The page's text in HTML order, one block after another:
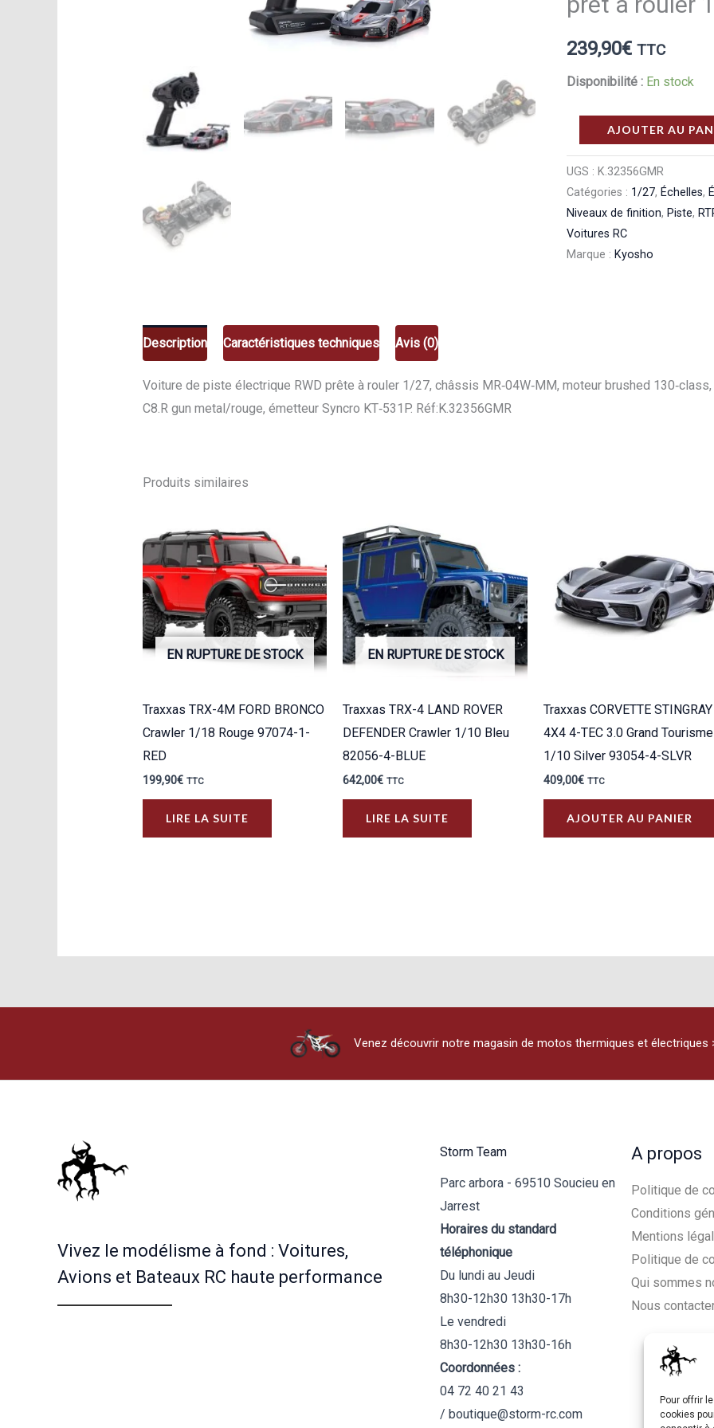
Pour offrir
cookies
239,90€ TTC
Disponibilité : En stock
quantité
de
Kyosho
Mini‑Z
RWD
Corvette
C8.R
monté
AJOUTER AU
UGS : K.32356GMR
Catégories : 1/27, Échelles,
Niveaux de finition, Piste,
Voitures RC
Marque : Kyosho
Description Caractéristiques techniques Avis (0)
Voiture de piste électrique RWD prête à rouler 1/27, châssis MR‑04W‑MM, moteur brushed
C8.R gun metal/rouge, émetteur Syncro KT‑531P. Réf:K.32356GMR
Produits similaires
EN RUPTURE DE STOCK
Traxxas TRX-4M FORD BRONCO
Crawler 1/18 Rouge 97074-1-
RED
199,90€ TTC
LIRE LA SUITE
EN RUPTURE DE STOCK
Traxxas TRX-4 LAND ROVER
DEFENDER Crawler 1/10 Bleu
82056-4-BLUE
642,00€ TTC
LIRE LA SUITE
Traxxas CORVETTE STINGRAY
4X4 4-TEC 3.0 Grand Tourisme
1/10 Silver 93054-4-SLVR
409,00€ TTC
AJOUTER AU PANIER
Venez découvrir notre magasin de motos thermiques et électriques
Vivez le modélisme à fond : Voitures,
Avions et Bateaux RC haute performance
Storm Team
Parc arbora - 69510 Soucieu en
Jarrest
Horaires du standard
téléphonique
Du lundi au Jeudi
8h30-12h30 13h30-17h
Le vendredi
8h30-12h30 13h30-16h
Coordonnées :
04 72 40 21 43
/ boutique@storm-rc.com
A propos
Politique de
Conditions
Mentions
Politique de
Qui sommes
Nous